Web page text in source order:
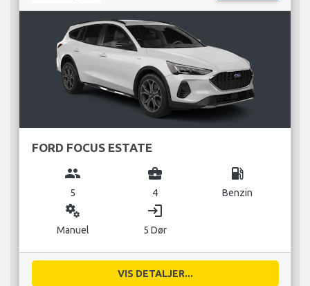
FORD FOCUS ESTATE
group
5
business_center
4
local_gas_station
Benzin
miscellaneous_services
Manuel
login
5 Dør
VIS DETALJER...